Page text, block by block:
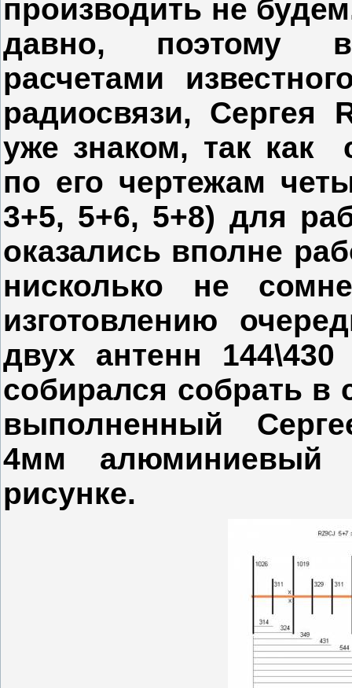
производить не
давно, поэтому
расчетами
радиосвязи, Сергея
уже знаком, так как
по его чертежам
3+5, 5+6, 5+8) для
оказались вполне
нисколько не
изготовлению
двух антенн
собирался собрать в
выполненный
4мм алюминиевый
рисунке.